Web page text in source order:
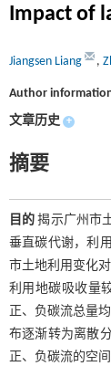
Impact of
Jiangsen Liang ,
Author
文章历史 +
摘要
目的 揭示广州市
垂直碳代谢，利
市土地利用变化
利用地碳吸收量
正、负碳流总量
布逐渐转为离散
正、负碳流的空